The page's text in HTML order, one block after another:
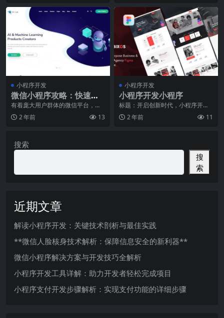
小程序开发
微信小程序攻略：快速入
门指南
有着庞大用户群体的微信平台，早
已成为企业、个人推广的首要推
荐。而在微信的持续创新
2 年前 13
小程序开发
小程序开发小程序
标题：开启创新时代，小程序开发
小程序引领行业变革随着移动互联
网的快速发展，小程序
2 年前 11
搜索
搜
索
近期文章
解读小程序开发：关键技术剖析与最佳实践
**微信人脸核身技术解析：保障信息安全的新利器**
微信小程序解决方案与开发技巧全解析
小程序开发工具详解：助力开发者轻松完成项目
小程序支付开发步骤解析：实现支付功能的详细步骤